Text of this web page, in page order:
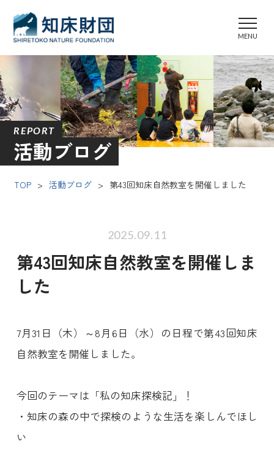
REPORT
活動ブログ
TOP > 活動ブログ > 第43回知床自然教室を開催しました
2025.09.11
第43回知床自然教室を開催しま
した
7月31日（木）～8月6日（水）の日程で第43回知床
自然教室を開催しました。
今回のテーマは「私の知床探検記」！
・知床の森の中で探検のような生活を楽しんでほし
い